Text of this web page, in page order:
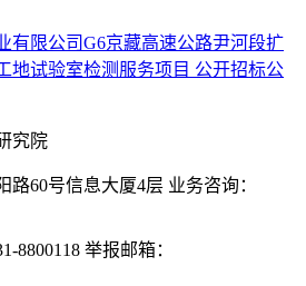
有限公司G6京藏高速公路尹河段扩
地试验室检测服务项目 公开招标公
究院
60号信息大厦4层 业务咨询：
8800118 举报邮箱：